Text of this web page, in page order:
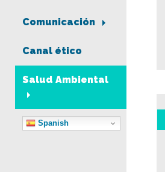
Comunicación
Canal ético
Salud Ambiental
Spanish